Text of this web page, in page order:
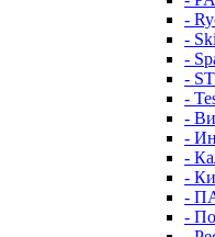
-
-
-
-
-
-
-
-
-
-
-